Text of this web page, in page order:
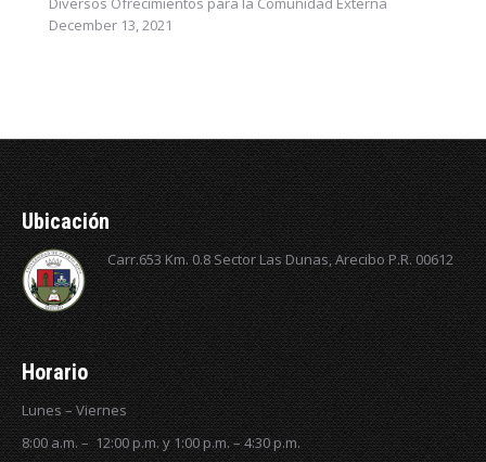
December 13, 2021
Ubicación
Carr.653 Km. 0.8 Sector Las Dunas, Arecibo P.R. 00612
Horario
Lunes – Viernes
8:00 a.m. – 12:00 p.m. y 1:00 p.m. – 4:30 p.m.